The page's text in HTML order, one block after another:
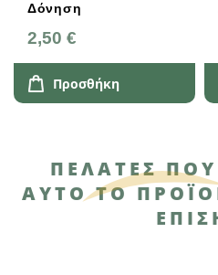
Δόνηση
2,50 €
Προσθήκη
ΠΕΛΆΤΕΣ
ΑΥΤΌ ΤΟ